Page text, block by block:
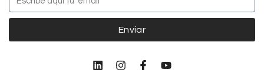
Enviar